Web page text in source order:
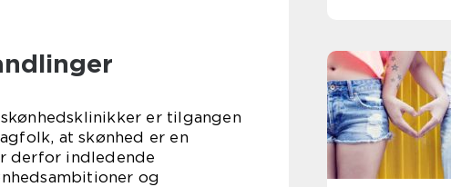
er tilgangen
at skønhed er en
derfor indledende
og